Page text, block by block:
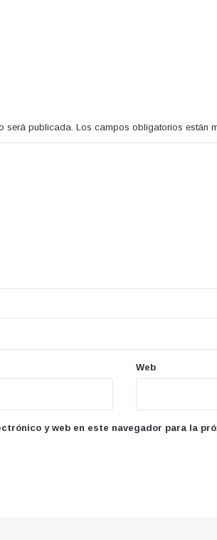
será publicada. Los campos obligatorios están
Web
y web en este navegador para la